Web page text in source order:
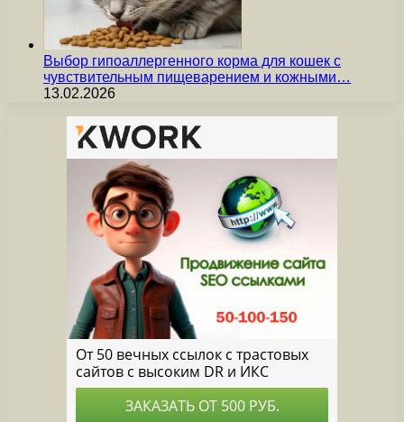
Выбор гипоаллергенного корма для кошек с
чувствительным пищеварением и кожными…
13.02.2026